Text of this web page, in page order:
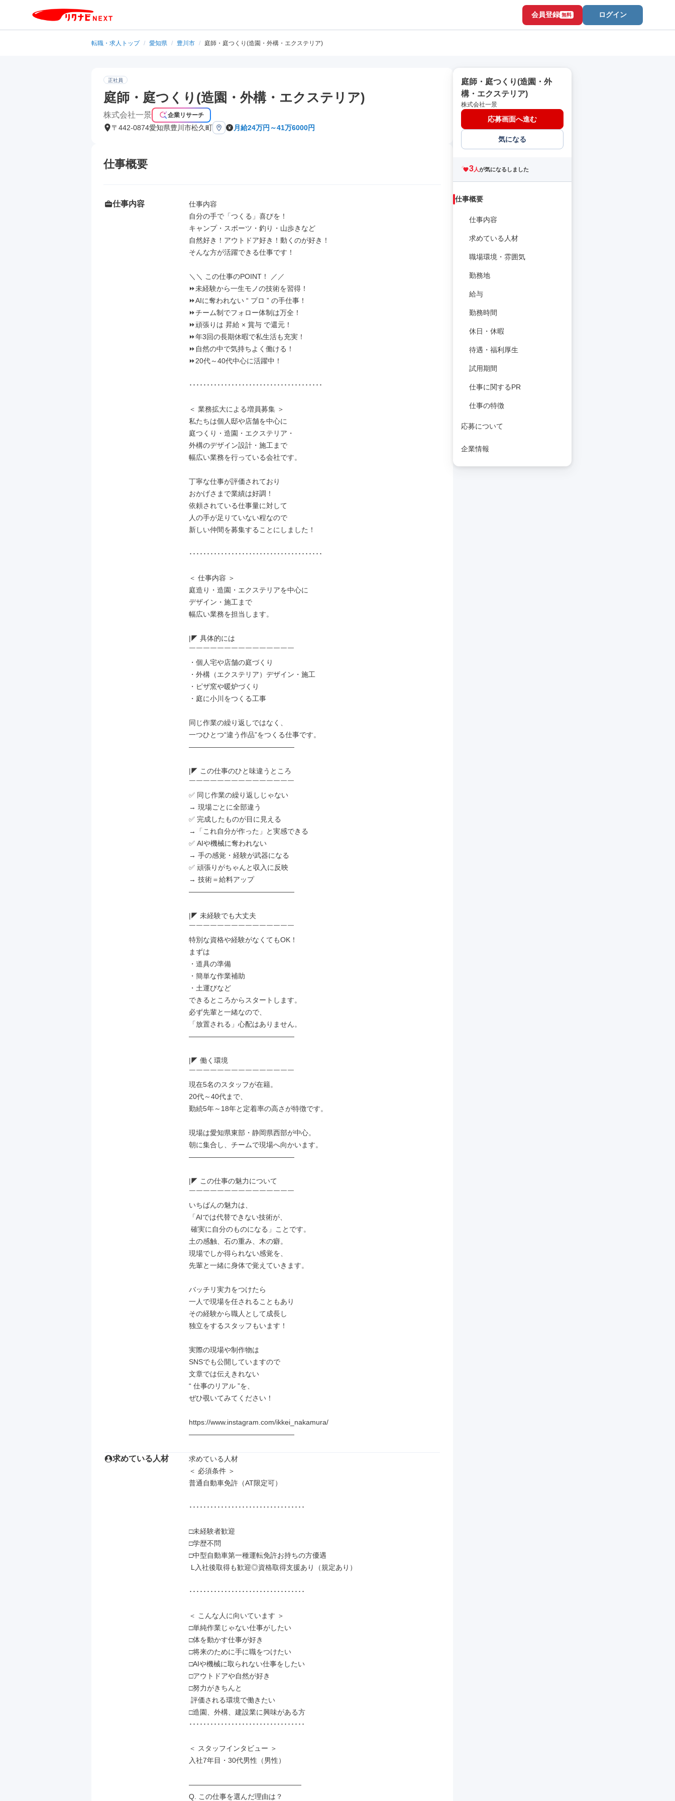
会員登録 無料 ログイン
転職・求人トップ / 愛知県 / 豊川市 / 庭師・庭つくり(造園・外構・エクステリア)
正社員
庭師・庭つくり(造園・外構・エクステリア)
株式会社一景 企業リサーチ
〒442-0874愛知県豊川市松久町 月給24万円～41万6000円
仕事概要
仕事内容
仕事内容
自分の手で「つくる」喜びを！
キャンプ・スポーツ・釣り・山歩きなど
自然好き！アウトドア好き！動くのが好き！
そんな方が活躍できる仕事です！
＼＼ この仕事のPOINT！ ／／
⏩未経験から一生モノの技術を習得！
⏩AIに奪われない “ プロ ” の手仕事！
⏩チーム制でフォロー体制は万全！
⏩頑張りは 昇給 × 賞与 で還元！
⏩年3回の長期休暇で私生活も充実！
⏩自然の中で気持ちよく働ける！
⏩20代～40代中心に活躍中！
･･････････････････････････････････････
＜ 業務拡大による増員募集 ＞
私たちは個人邸や店舗を中心に
庭つくり・造園・エクステリア・
外構のデザイン設計・施工まで
幅広い業務を行っている会社です。
丁寧な仕事が評価されており
おかげさまで業績は好調！
依頼されている仕事量に対して
人の手が足りていない程なので
新しい仲間を募集することにしました！
･･････････････････････････････････････
＜ 仕事内容 ＞
庭造り・造園・エクステリアを中心に
デザイン・施工まで
幅広い業務を担当します。
|◤ 具体的には
￣￣￣￣￣￣￣￣￣￣￣￣￣￣￣
・個人宅や店舗の庭づくり
・外構（エクステリア）デザイン・施工
・ピザ窯や暖炉づくり
・庭に小川をつくる工事
同じ作業の繰り返しではなく、
一つひとつ“違う作品”をつくる仕事です。
―――――――――――――――
|◤ この仕事のひと味違うところ
￣￣￣￣￣￣￣￣￣￣￣￣￣￣￣
✅ 同じ作業の繰り返しじゃない
→ 現場ごとに全部違う
✅ 完成したものが目に見える
→「これ自分が作った」と実感できる
✅ AIや機械に奪われない
→ 手の感覚・経験が武器になる
✅ 頑張りがちゃんと収入に反映
→ 技術＝給料アップ
―――――――――――――――
|◤ 未経験でも大丈夫
￣￣￣￣￣￣￣￣￣￣￣￣￣￣￣
特別な資格や経験がなくてもOK！
まずは
・道具の準備
・簡単な作業補助
・土運びなど
できるところからスタートします。
必ず先輩と一緒なので、
「放置される」心配はありません。
―――――――――――――――
|◤ 働く環境
￣￣￣￣￣￣￣￣￣￣￣￣￣￣￣
現在5名のスタッフが在籍。
20代～40代まで、
勤続5年～18年と定着率の高さが特徴です。
現場は愛知県東部・静岡県西部が中心。
朝に集合し、チームで現場へ向かいます。
―――――――――――――――
|◤ この仕事の魅力について
￣￣￣￣￣￣￣￣￣￣￣￣￣￣￣
いちばんの魅力は、
「AIでは代替できない技術が、
土の感触、石の重み、木の癖。
現場でしか得られない感覚を、
先輩と一緒に身体で覚えていきます。
バッチリ実力をつけたら
一人で現場を任されることもあり
その経験から職人として成長し
独立をするスタッフもいます！
実際の現場や制作物は
SNSでも公開していますので
文章では伝えきれない
“ 仕事のリアル ”を、
ぜひ覗いてみてください！
https://www.instagram.com/ikkei_nakamura/
―――――――――――――――
求めている人材
求めている人材
＜ 必須条件 ＞
普通自動車免許（AT限定可）
･････････････････････････････････
□未経験者歓迎
□学歴不問
□中型自動車第一種運転免許お持ちの方優遇
･････････････････････････････････
＜ こんな人に向いています ＞
□単純作業じゃない仕事がしたい
□体を動かす仕事が好き
□将来のために手に職をつけたい
□AIや機械に取られない仕事をしたい
□アウトドアや自然が好き
□努力がきちんと
□造園、外構、建設業に興味がある方
･････････････････････････････････
＜ スタッフインタビュー ＞
入社7年目・30代男性（男性）
――――――――――――――――
Q. この仕事を選んだ理由は？
庭師・庭つくり(造園・外
構・エクステリア)
株式会社一景
応募画面へ進む
気になる
3人が気になるしました
仕事概要
仕事内容
求めている人材
職場環境・雰囲気
勤務地
給与
勤務時間
休日・休暇
待遇・福利厚生
試用期間
仕事に関するPR
仕事の特徴
応募について
企業情報